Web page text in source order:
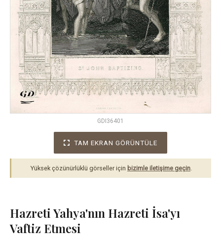
GDI36401
TAM EKRAN GÖRÜNTÜLE
Yüksek çözünürlüklü görseller için bizimle iletişime geçin
Hazreti Yahya'nın Hazreti İsa'yı
Vaftiz Etmesi